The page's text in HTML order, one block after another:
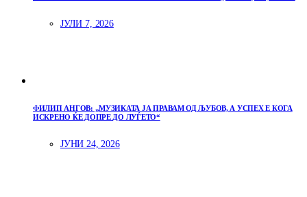
ЈУЛИ 7, 2026
ФИЛИП АНГОВ: „МУЗИКАТА ЈА ПРАВАМ ОД ЉУБОВ, А УСПЕХ Е КОГА
ИСКРЕНО ЌЕ ДОПРЕ ДО ЛУЃЕТО“
ЈУНИ 24, 2026